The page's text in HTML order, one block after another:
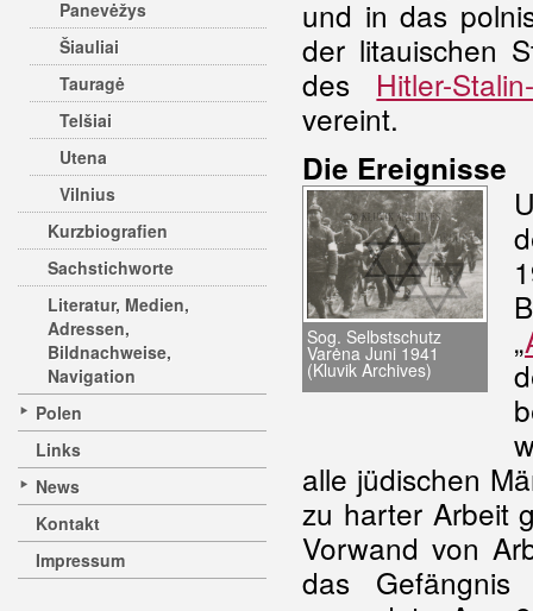
Panevėžys
Šiauliai
Tauragė
Telšiai
Utena
Vilnius
Kurzbiografien
Sachstichworte
Literatur, Medien,
Adressen,
Bildnachweise,
Navigation
Polen
Links
News
Kontakt
Impressum
und in das
der litauischen
des Hitler-
vereint.
Die Ereignisse
Sog. Selbstschutz
Varėna Juni 1941
(Kluvik Archives)
„
alle jüdischen
zu harter Arbeit
Vorwand von
das